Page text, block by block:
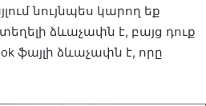
նույնպես կարող եք
ձևաչափն է, բայց դուք
ֆայլի ձևաչափն է, որը